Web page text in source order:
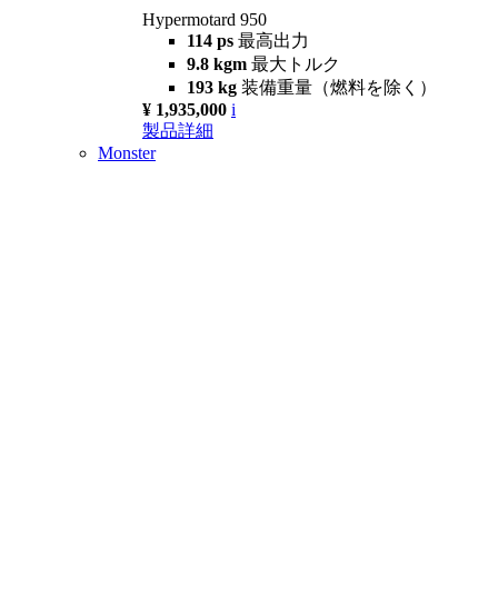
Hypermotard 950
114 ps 最高出力
9.8 kgm 最大トルク
193 kg 装備重量（燃料を除く）
¥ 1,935,000 i
製品詳細
Monster